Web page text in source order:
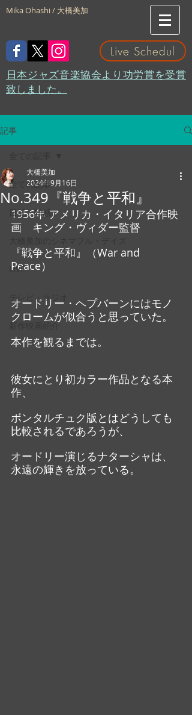
Mika Ohashi / 大橋美加
Live Schedul
​日本ジャズ音楽協会より功労賞を受賞
致しました。
記事
全ての記事
日記・雑感
LIVE
テレビ・ラジオ
新作映画紹介
No.349『戦争と平和』
大橋美加
2024年9月16日
1956年 アメリカ・イタリア合作映
画　キング・ヴィダー監督
『戦争と平和』（War and
Peace）
オードリー・ヘプバーンにはモノ
クロームが似合うと思っていた。
本作を観るまでは。
彼女にとり初カラー作品となる本
作、
ボンタルチュク版とはどうしても
比較されるであろうが、
オードリー演じるナターシャは、
永遠の輝きを放っている。